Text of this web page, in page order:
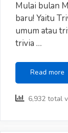
Mulai bulan
baru! Yaitu
umum atau
trivia …
Read more
6,932 total